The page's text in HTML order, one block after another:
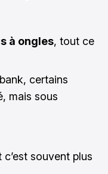
à ongles, tout ce
certains
mais sous
souvent plus